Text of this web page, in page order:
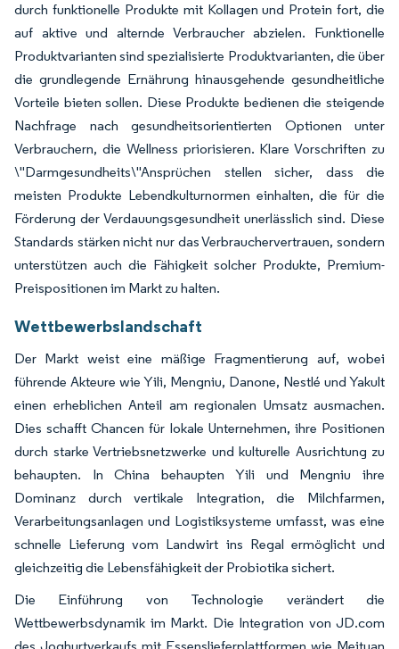
durch funktionelle Produkte mit Kollagen und Protein fort, die
auf aktive und alternde Verbraucher abzielen. Funktionelle
Produktvarianten sind spezialisierte Produktvarianten, die über
die grundlegende Ernährung hinausgehende gesundheitliche
Vorteile bieten sollen. Diese Produkte bedienen die steigende
Nachfrage nach gesundheitsorientierten Optionen unter
Verbrauchern, die Wellness priorisieren. Klare Vorschriften zu
\"Darmgesundheits\"Ansprüchen stellen sicher, dass die
meisten Produkte Lebendkulturnormen einhalten, die für die
Förderung der Verdauungsgesundheit unerlässlich sind. Diese
Standards stärken nicht nur das Verbrauchervertrauen, sondern
unterstützen auch die Fähigkeit solcher Produkte, Premium-
Preispositionen im Markt zu halten.
Wettbewerbslandschaft
Der Markt weist eine mäßige Fragmentierung auf, wobei
führende Akteure wie Yili, Mengniu, Danone, Nestlé und Yakult
einen erheblichen Anteil am regionalen Umsatz ausmachen.
Dies schafft Chancen für lokale Unternehmen, ihre Positionen
durch starke Vertriebsnetzwerke und kulturelle Ausrichtung zu
behaupten. In China behaupten Yili und Mengniu ihre
Dominanz durch vertikale Integration, die Milchfarmen,
Verarbeitungsanlagen und Logistiksysteme umfasst, was eine
schnelle Lieferung vom Landwirt ins Regal ermöglicht und
gleichzeitig die Lebensfähigkeit der Probiotika sichert.
Die Einführung von Technologie verändert die
Wettbewerbsdynamik im Markt. Die Integration von JD.com